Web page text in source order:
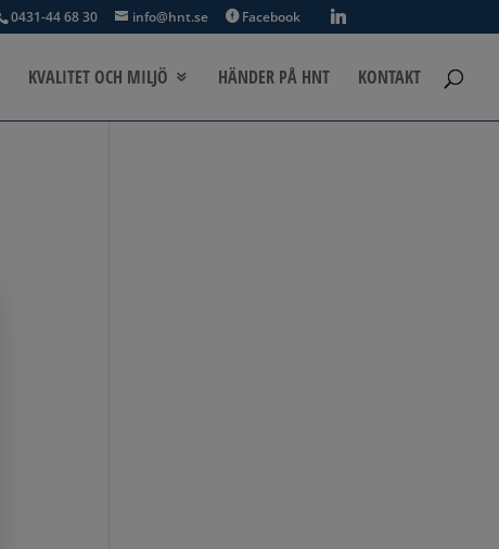
0431-44 68 30 info@hnt.se Facebook
KVALITET OCH MILJÖ HÄNDER PÅ HNT KONTAKT